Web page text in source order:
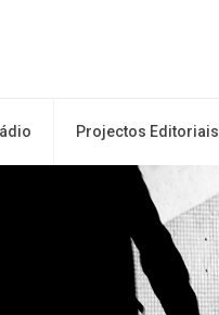
Projectos Editoriais